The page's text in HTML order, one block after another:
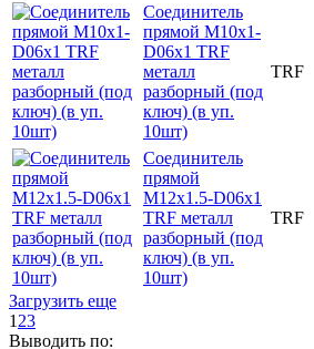
Соединитель
прямой M10x1-
D06x1 TRF
металл
разборный (под
ключ) (в уп.
10шт)
TRF
Соединитель
прямой
M12x1.5-D06x1
TRF металл
разборный (под
ключ) (в уп.
10шт)
TRF
Загрузить еще
1 23
Выводить по: